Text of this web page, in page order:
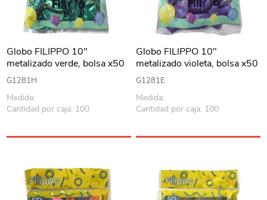
Globo FILIPPO 10"
metalizado verde, bolsa x50
G1281H
Medida:
Cantidad por caja: 100
Globo FILIPPO 10"
metalizado violeta, bolsa x50
G1281E
Medida:
Cantidad por caja: 100